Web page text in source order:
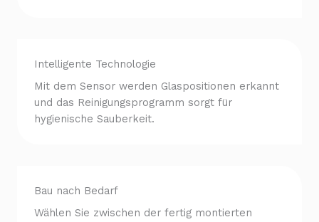
Intelligente Technologie
Mit dem Sensor werden Glaspositionen erkannt
und das Reinigungsprogramm sorgt für
hygienische Sauberkeit.
Bau nach Bedarf
Wählen Sie zwischen der fertig montierten